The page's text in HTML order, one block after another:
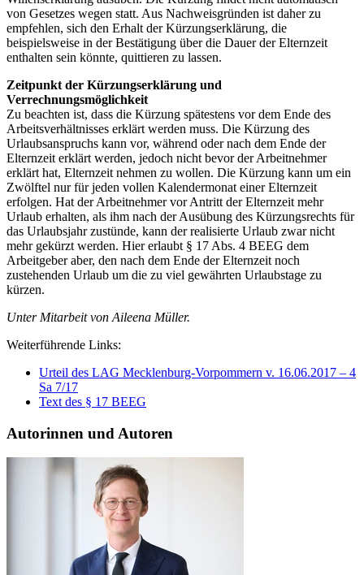
von Gesetzes wegen statt. Aus Nachweisgründen ist daher zu
empfehlen, sich den Erhalt der Kürzungserklärung, die
beispielsweise in der Bestätigung über die Dauer der Elternzeit
enthalten sein könnte, quittieren zu lassen.
Zeitpunkt der Kürzungserklärung und
Verrechnungsmöglichkeit
Zu beachten ist, dass die Kürzung spätestens vor dem Ende des
Arbeitsverhältnisses erklärt werden muss. Die Kürzung des
Urlaubsanspruchs kann vor, während oder nach dem Ende der
Elternzeit erklärt werden, jedoch nicht bevor der Arbeitnehmer
erklärt hat, Elternzeit nehmen zu wollen. Die Kürzung kann um ein
Zwölftel nur für jeden vollen Kalendermonat einer Elternzeit
erfolgen. Hat der Arbeitnehmer vor Antritt der Elternzeit mehr
Urlaub erhalten, als ihm nach der Ausübung des Kürzungsrechts für
das Urlaubsjahr zustünde, kann der realisierte Urlaub zwar nicht
mehr gekürzt werden. Hier erlaubt § 17 Abs. 4 BEEG dem
Arbeitgeber aber, den nach dem Ende der Elternzeit noch
zustehenden Urlaub um die zu viel gewährten Urlaubstage zu
kürzen.
Unter Mitarbeit von Aileena Müller.
Weiterführende Links:
Urteil des LAG Mecklenburg-Vorpommern v. 16.06.2017 – 4
Sa 7/17
Text des § 17 BEEG
Autorinnen und Autoren